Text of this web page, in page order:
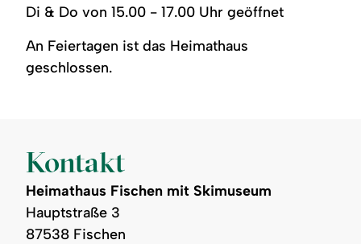
Di & Do von 15.00 - 17.00 Uhr geöffnet
An Feiertagen ist das Heimathaus
geschlossen.
Kontakt
Heimathaus Fischen mit Skimuseum
Hauptstraße 3
87538 Fischen